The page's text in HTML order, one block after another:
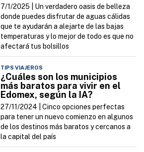
7/1/2025 | Un verdadero oasis de belleza
donde puedes disfrutar de aguas cálidas
que te ayudarán a alejarte de las bajas
temperaturas y lo mejor de todo es que no
afectará tus bolsillos
TIPS VIAJEROS
¿Cuáles son los municipios
más baratos para vivir en el
Edomex, según la IA?
27/11/2024 |Cinco opciones perfectas
para tener un nuevo comienzo en algunos
de los destinos más baratos y cercanos a
la capital del país